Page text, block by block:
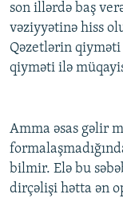
son illərdə baş
vəziyyətinə hiss
Qəzetlərin
qiyməti ilə
Amma əsas gəlir
bilmir. Elə bu
dirçəlişi hətta ən